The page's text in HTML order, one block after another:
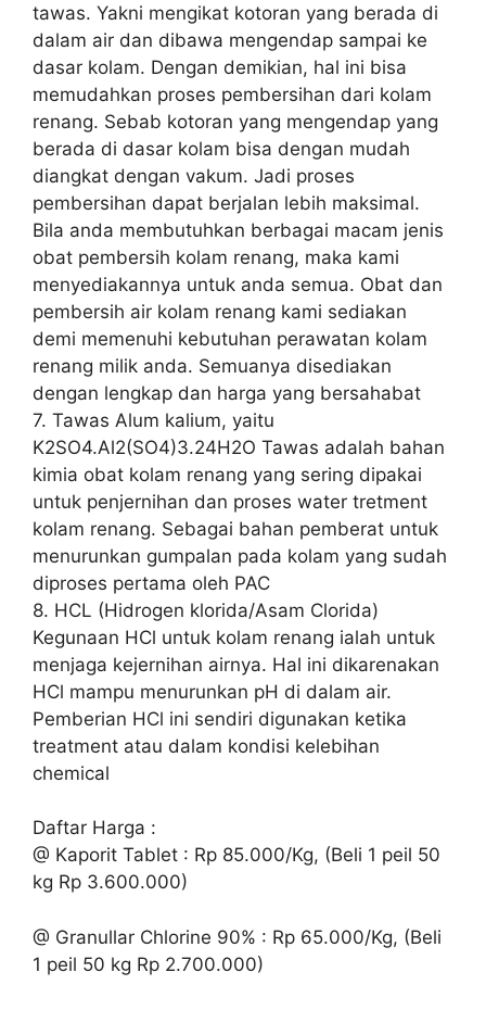
tawas. Yakni mengikat kotoran yang berada di
dalam air dan dibawa mengendap sampai ke
dasar kolam. Dengan demikian, hal ini bisa
memudahkan proses pembersihan dari kolam
renang. Sebab kotoran yang mengendap yang
berada di dasar kolam bisa dengan mudah
diangkat dengan vakum. Jadi proses
pembersihan dapat berjalan lebih maksimal.
Bila anda membutuhkan berbagai macam jenis
obat pembersih kolam renang, maka kami
menyediakannya untuk anda semua. Obat dan
pembersih air kolam renang kami sediakan
demi memenuhi kebutuhan perawatan kolam
renang milik anda. Semuanya disediakan
dengan lengkap dan harga yang bersahabat
7. Tawas Alum kalium, yaitu
K2SO4.Al2(SO4)3.24H2O Tawas adalah bahan
kimia obat kolam renang yang sering dipakai
untuk penjernihan dan proses water tretment
kolam renang. Sebagai bahan pemberat untuk
menurunkan gumpalan pada kolam yang sudah
diproses pertama oleh PAC
8. HCL (Hidrogen klorida/Asam Clorida)
Kegunaan HCl untuk kolam renang ialah untuk
menjaga kejernihan airnya. Hal ini dikarenakan
HCl mampu menurunkan pH di dalam air.
Pemberian HCl ini sendiri digunakan ketika
treatment atau dalam kondisi kelebihan
chemical
Daftar Harga :
@ Kaporit Tablet : Rp 85.000/Kg, (Beli 1 peil 50
kg Rp 3.600.000)
@ Granullar Chlorine 90% : Rp 65.000/Kg, (Beli
1 peil 50 kg Rp 2.700.000)